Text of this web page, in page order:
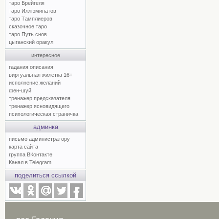
таро Брейгеля
таро Иллюминатов
таро Тамплиеров
сказочное таро
таро Путь снов
цыганский оракул
интересное
гадания описания
виртуальная жилетка 16+
исполнение желаний
фен-шуй
тренажер предсказателя
тренажер ясновидящего
психологическая страничка
админка
письмо администратору
карта сайта
группа ВКонтакте
Канал в Telegram
поделиться ссылкой